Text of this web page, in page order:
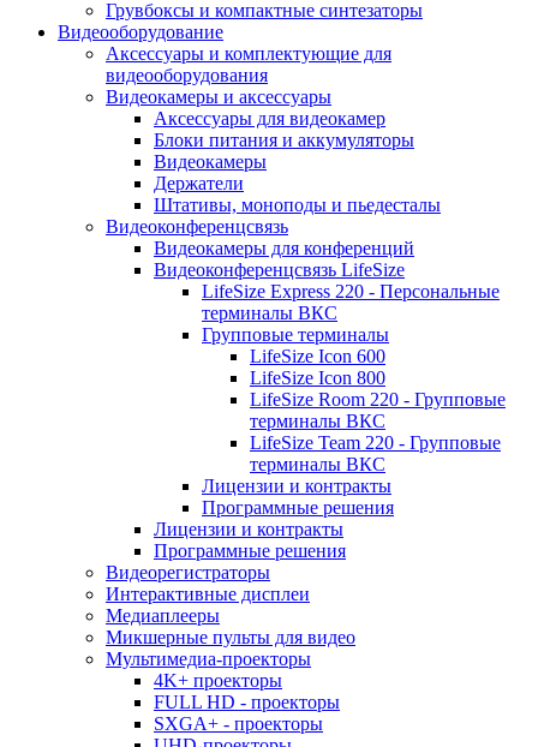
Грувбоксы и компактные синтезаторы
Видеооборудование
Аксессуары и комплектующие для
видеооборудования
Видеокамеры и аксессуары
Аксессуары для видеокамер
Блоки питания и аккумуляторы
Видеокамеры
Держатели
Штативы, моноподы и пьедесталы
Видеоконференцсвязь
Видеокамеры для конференций
Видеоконференцсвязь LifeSize
LifeSize Express 220 - Персональные
терминалы ВКС
Групповые терминалы
LifeSize Icon 600
LifeSize Icon 800
LifeSize Room 220 - Групповые
терминалы ВКС
LifeSize Team 220 - Групповые
терминалы ВКС
Лицензии и контракты
Программные решения
Лицензии и контракты
Программные решения
Видеорегистраторы
Интерактивные дисплеи
Медиаплееры
Микшерные пульты для видео
Мультимедиа-проекторы
4K+ проекторы
FULL HD - проекторы
SXGA+ - проекторы